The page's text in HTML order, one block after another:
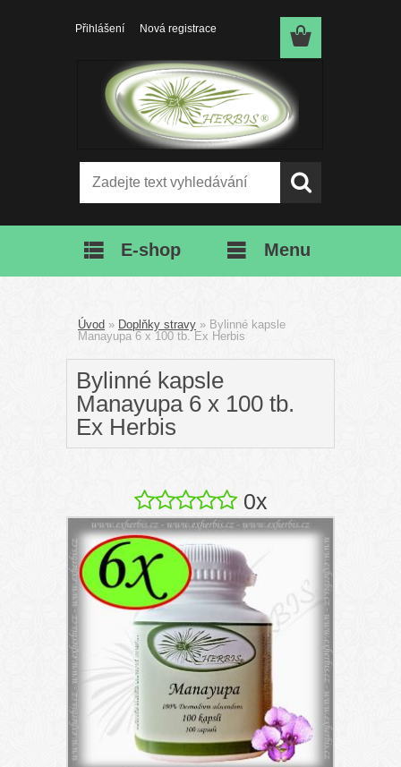
Přihlášení Nová registrace
E-shop Menu
Úvod » Doplňky stravy » Bylinné kapsle
Manayupa 6 x 100 tb. Ex Herbis
Bylinné kapsle
Manayupa 6 x 100 tb.
Ex Herbis
0x